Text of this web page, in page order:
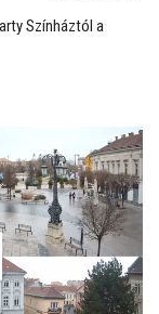
Színháztól a